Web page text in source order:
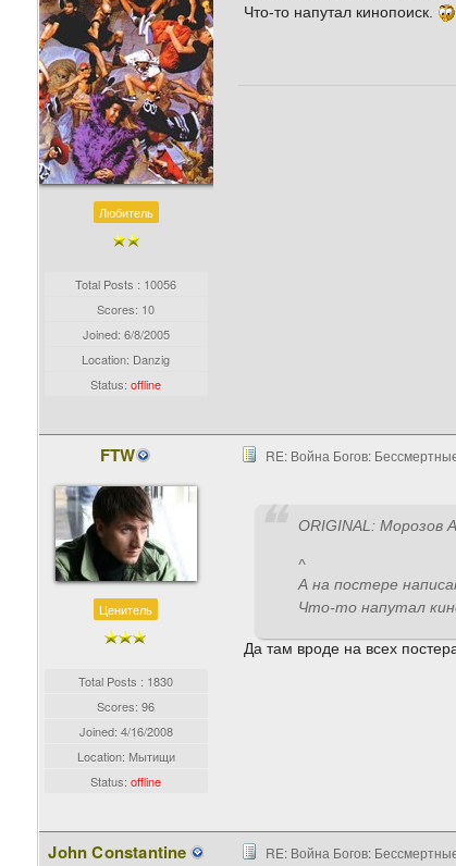
Любитель
Total Posts : 10056
Scores: 10
Joined: 6/8/2005
Location: Danzig
Status:offline
Что-то напутал кинопоиск.
FTW
Ценитель
Total Posts : 1830
Scores: 96
Joined: 4/16/2008
Location: Мытищи
Status:offline
RE: Война Богов:
ORIGINAL: Морозов
^
А на постере
Что-то напутал
Да там вроде на всех
John Constantine RE: Война Богов: